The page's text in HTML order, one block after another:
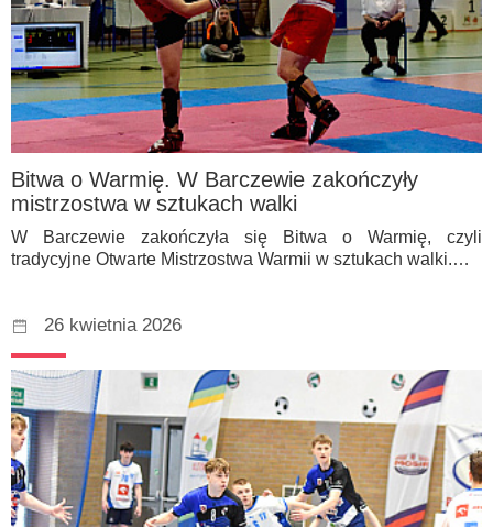
Bitwa o Warmię. W Barczewie zakończyły
mistrzostwa w sztukach walki
W Barczewie zakończyła się Bitwa o Warmię, czyli
tradycyjne Otwarte Mistrzostwa Warmii w sztukach walki.…
26 kwietnia 2026